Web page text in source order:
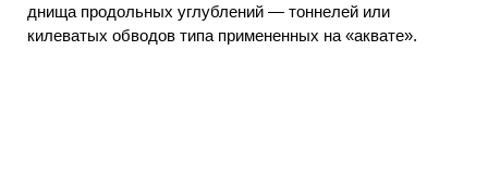
днища продольных углублений — тоннелей или
килеватых обводов типа примененных на «аквате».